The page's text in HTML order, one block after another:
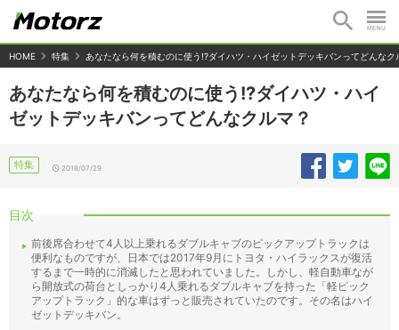
HOME 特集 あなたなら何を積むのに使う!?ダイハツ・ハイゼットデッキバンってどんなク
あなたなら何を積むのに使う!?ダイハツ・ハイ
ゼットデッキバンってどんなクルマ？
特集 2018/07/29
目次
前後席合わせて4人以上乗れるダブルキャブのピックアップトラックは
便利なものですが、日本では2017年9月にトヨタ・ハイラックスが復活
するまで一時的に消滅したと思われていました。しかし、軽自動車なが
ら開放式の荷台としっかり4人乗れるダブルキャブを持った「軽ピック
アップトラック」的な車はずっと販売されていたのです。その名はハイ
ゼットデッキバン。